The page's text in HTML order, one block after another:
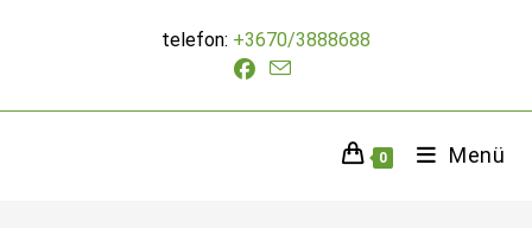
telefon: +3670/3888688
0 Menü